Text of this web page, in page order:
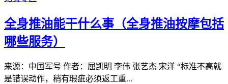
全身推油能干什么事（全身推油按摩包括
哪些服务）
来源：中国军号 作者：屈凯明 李伟 张艺杰 宋洋 “标准不高就
是错误动作，稍有瑕疵必须返工重...